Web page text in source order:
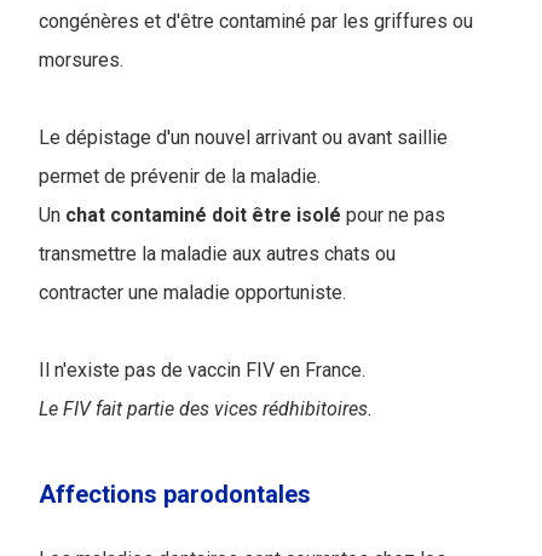
congénères et d'être contaminé par les griffures ou
morsures.
Le dépistage d'un nouvel arrivant ou avant saillie
permet de prévenir de la maladie.
Un chat contaminé doit être isolé pour ne pas
transmettre la maladie aux autres chats ou
contracter une maladie opportuniste.
Il n'existe pas de vaccin FIV en France.
Le FIV fait partie des vices rédhibitoires.
Affections parodontales